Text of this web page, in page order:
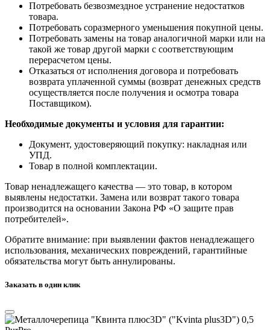
Потребовать безвозмездное устранение недостатков
товара.
Потребовать соразмерного уменьшения покупной цены.
Потребовать замены на товар аналогичной марки или на
такой же товар другой марки с соответствующим
перерасчетом цены.
Отказаться от исполнения договора и потребовать
возврата уплаченной суммы (возврат денежных средств
осуществляется после получения и осмотра товара
Поставщиком).
Необходимые документы и условия для гарантии:
Документ, удостоверяющий покупку: накладная или
УПД.
Товар в полной комплектации.
Товар ненадлежащего качества — это товар, в котором
выявлены недостатки. Замена или возврат такого товара
производится на основании Закона РФ «О защите прав
потребителей».
Обратите внимание: при выявлении фактов ненадлежащего
использования, механических повреждений, гарантийные
обязательства могут быть аннулированы.
Заказать в один клик